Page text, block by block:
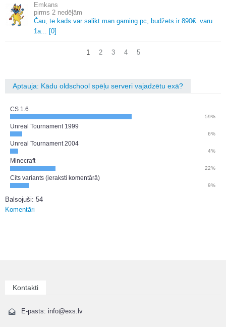
Emkans
2 nedēļām
Čau, te kads var salikt man gaming pc, budžets ir 890€. varu
1a.
[0]
1 2 3 4 5
Aptauja: Kādu oldschool spēļu serveri vajadzētu exā?
CS 1.6
59%
Unreal Tournament 1999
6%
Unreal Tournament 2004
4%
Minecraft
22%
Cits variants (ieraksti komentārā)
9%
Balsojuši: 54
Komentāri
Kontakti
E-pasts: info@exs.lv